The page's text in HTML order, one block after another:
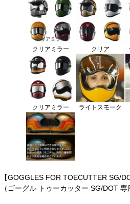
クリアミラー クリア
クリアミラー ライトスモーク
【GOGGLES FOR TOECUTTER SG/
（ゴーグル トゥーカッター SG/DOT 専